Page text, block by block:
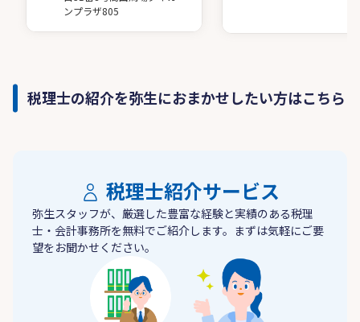
ンプラザ805
税理士の紹介を弥生におまかせしたい方はこちら
税理士紹介サービス
弥生スタッフが、厳選した豊富な経験と実績のある税理
士・会計事務所を無料でご紹介します。まずは気軽にご要
望をお聞かせください。